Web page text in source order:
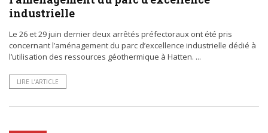
industrielle
Le 26 et 29 juin dernier deux arrêtés préfectoraux ont été pris
concernant l’aménagement du parc d’excellence industrielle dédié à
l’utilisation des ressources géothermique à Hatten. ...
LIRE L’ARTICLE